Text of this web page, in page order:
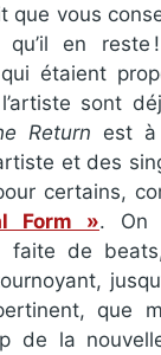
que vous
qu’il en
étaient
sont
Return est
et des
certains,
Form ». On
faite de
que
de la